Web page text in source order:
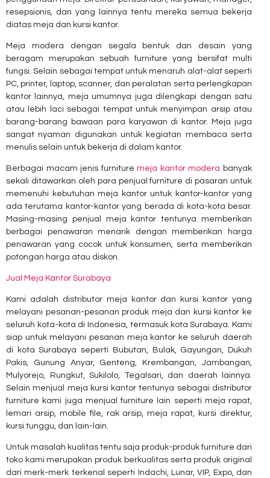
resepsionis, dan yang lainnya tentu mereka semua bekerja
diatas meja dan kursi kantor.
Meja modera dengan segala bentuk dan desain yang
beragam merupakan sebuah furniture yang bersifat multi
fungsi. Selain sebagai tempat untuk menaruh alat-alat seperti
PC, printer, laptop, scanner, dan peralatan serta perlengkapan
kantor lainnya, meja umumnya juga dilengkapi dengan satu
atau lebih laci sebagai tempat untuk menyimpan arsip atau
barang-barang bawaan para karyawan di kantor. Meja juga
sangat nyaman digunakan untuk kegiatan membaca serta
menulis selain untuk bekerja di dalam kantor.
Berbagai macam jenis furnituremeja kantor modera banyak
sekali ditawarkan oleh para penjual furniture di pasaran untuk
memenuhi kebutuhan meja kantor untuk kantor-kantor yang
ada terutama kantor-kantor yang berada di kota-kota besar.
Masing-masing penjual meja kantor tentunya memberikan
berbagai penawaran menarik dengan memberikan harga
penawaran yang cocok untuk konsumen, serta memberikan
potongan harga atau diskon.
Jual Meja Kantor Surabaya
Kami adalah distributor meja kantor dan kursi kantor yang
melayani pesanan-pesanan produk meja dan kursi kantor ke
seluruh kota-kota di Indonesia, termasuk kota Surabaya. Kami
siap untuk melayani pesanan meja kantor ke seluruh daerah
di kota Surabaya seperti Bubutan, Bulak, Gayungan, Dukuh
Pakis, Gunung Anyar, Genteng, Krembangan, Jambangan,
Mulyorejo, Rungkut, Sukilolo, Tegalsari, dan daerah lainnya.
Selain menjual meja kursi kantor tentunya sebagai distributor
furniture kami juga menjual furniture lain seperti meja rapat,
lemari arsip, mobile file, rak arsip, meja rapat, kursi direktur,
kursi tunggu, dan lain-lain.
Untuk masalah kualitas tentu saja produk-produk furniture dari
toko kami merupakan produk berkualitas serta produk original
dari merk-merk terkenal seperti Indachi, Lunar, VIP, Expo, dan